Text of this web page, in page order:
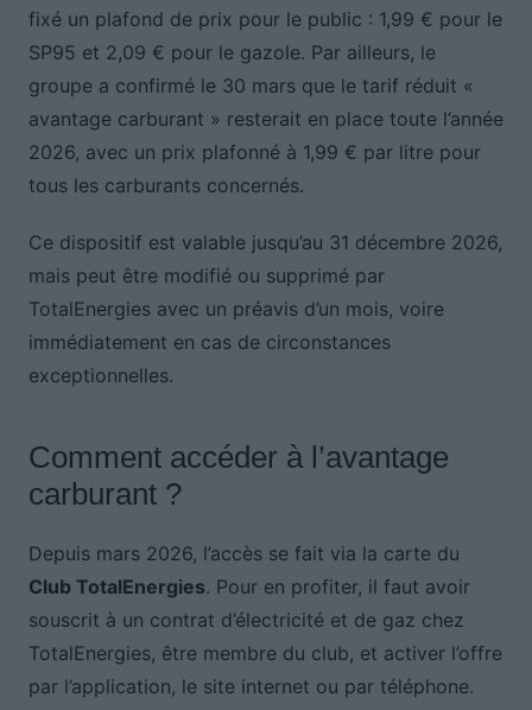
fixé un plafond de prix pour le public : 1,99 € pour le
SP95 et 2,09 € pour le gazole. Par ailleurs, le
groupe a confirmé le 30 mars que le tarif réduit «
avantage carburant » resterait en place toute l’année
2026, avec un prix plafonné à 1,99 € par litre pour
tous les carburants concernés.
Ce dispositif est valable jusqu’au 31 décembre 2026,
mais peut être modifié ou supprimé par
TotalEnergies avec un préavis d’un mois, voire
immédiatement en cas de circonstances
exceptionnelles.
Comment accéder à l’avantage
carburant ?
Depuis mars 2026, l’accès se fait via la carte du
Club TotalEnergies. Pour en profiter, il faut avoir
souscrit à un contrat d’électricité et de gaz chez
TotalEnergies, être membre du club, et activer l’offre
par l’application, le site internet ou par téléphone.